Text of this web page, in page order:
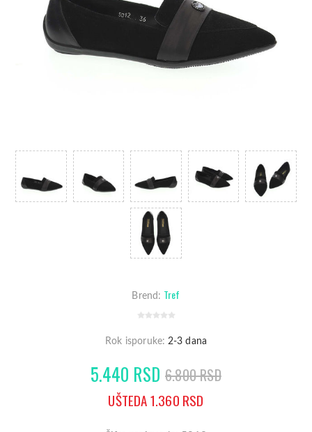
Brend: Tref
Rok isporuke: 2-3 dana
5.440 RSD 6.800 RSD
UŠTEDA 1.360 RSD